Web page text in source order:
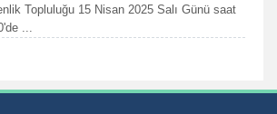
Topluluğu 15 Nisan 2025 Salı Günü saat
...